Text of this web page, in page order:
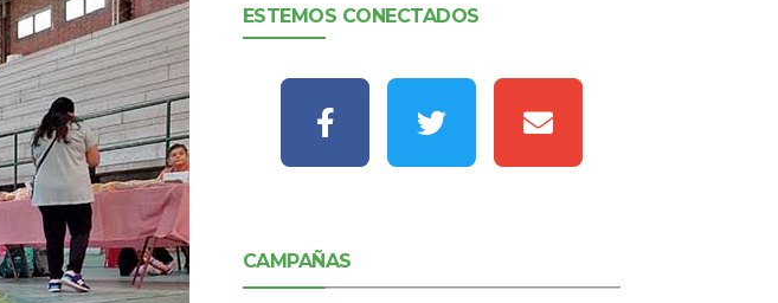
ESTEMOS CONECTADOS
CAMPAÑAS